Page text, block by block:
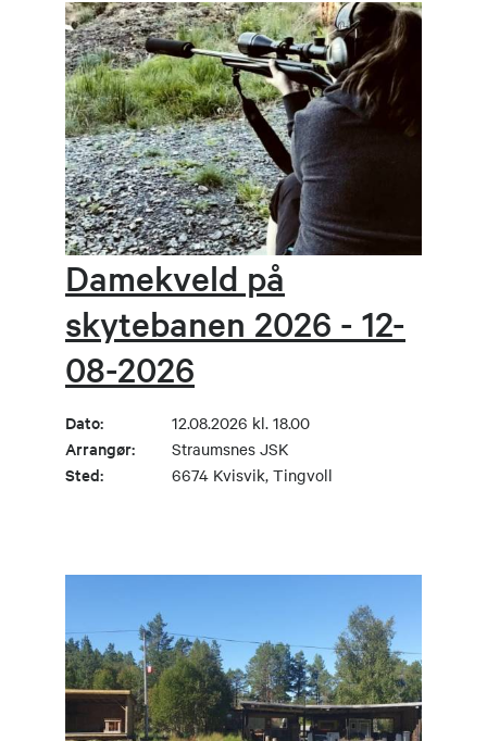
Damekveld på
skytebanen 2026 - 12-
08-2026
Dato: 12.08.2026 kl. 18.00
Arrangør: Straumsnes JSK
Sted: 6674 Kvisvik, Tingvoll